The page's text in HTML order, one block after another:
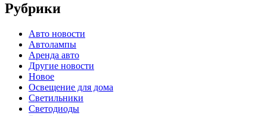
Рубрики
Авто новости
Автолампы
Аренда авто
Другие новости
Новое
Освещение для дома
Светильники
Светодиоды